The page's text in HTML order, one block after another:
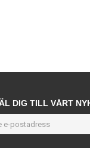
DIG TILL VÅRT